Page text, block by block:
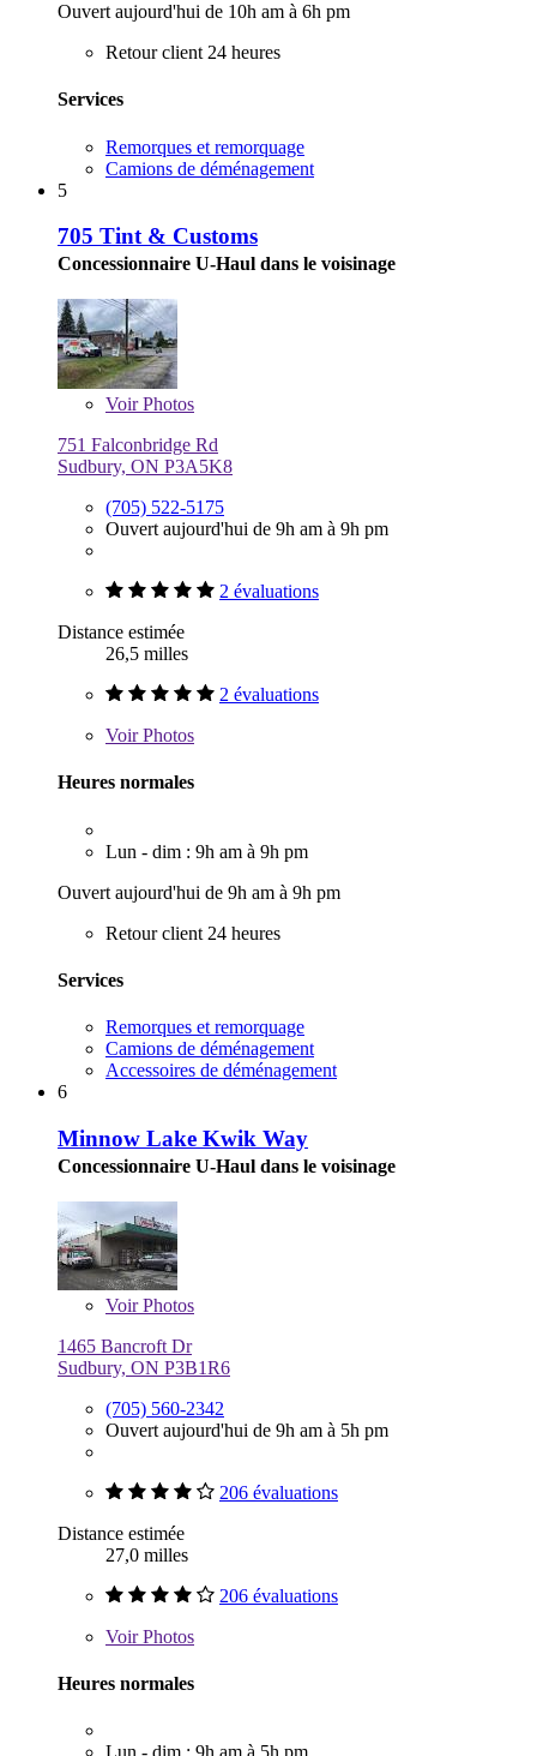
Ouvert aujourd'hui de 10h am à 6h pm
Retour client 24 heures
Services
Remorques et remorquage
Camions de déménagement
5
705 Tint & Customs
Concessionnaire U-Haul dans le voisinage
VoirPhotos
751 Falconbridge Rd
Sudbury, ON P3A5K8
(705) 522-5175
Ouvert aujourd'hui de 9h am à 9h pm
2 évaluations
Distance estimée
26,5 milles
2 évaluations
VoirPhotos
Heures normales
Lun - dim : 9h am à 9h pm
Ouvert aujourd'hui de 9h am à 9h pm
Retour client 24 heures
Services
Remorques et remorquage
Camions de déménagement
Accessoires de déménagement
6
Minnow Lake Kwik Way
Concessionnaire U-Haul dans le voisinage
VoirPhotos
1465 Bancroft Dr
Sudbury, ON P3B1R6
(705) 560-2342
Ouvert aujourd'hui de 9h am à 5h pm
206 évaluations
Distance estimée
27,0 milles
206 évaluations
VoirPhotos
Heures normales